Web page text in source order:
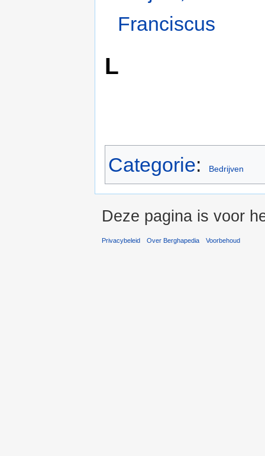
Franciscus
L
Categorie: Bedrijven
Deze pagina is voor
Privacybeleid Over Berghapedia Voorbehoud